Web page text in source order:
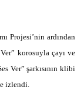
Projesi’nin ardından
korosuyla çayı ve
Ver” şarkısının klibi
izlendi.